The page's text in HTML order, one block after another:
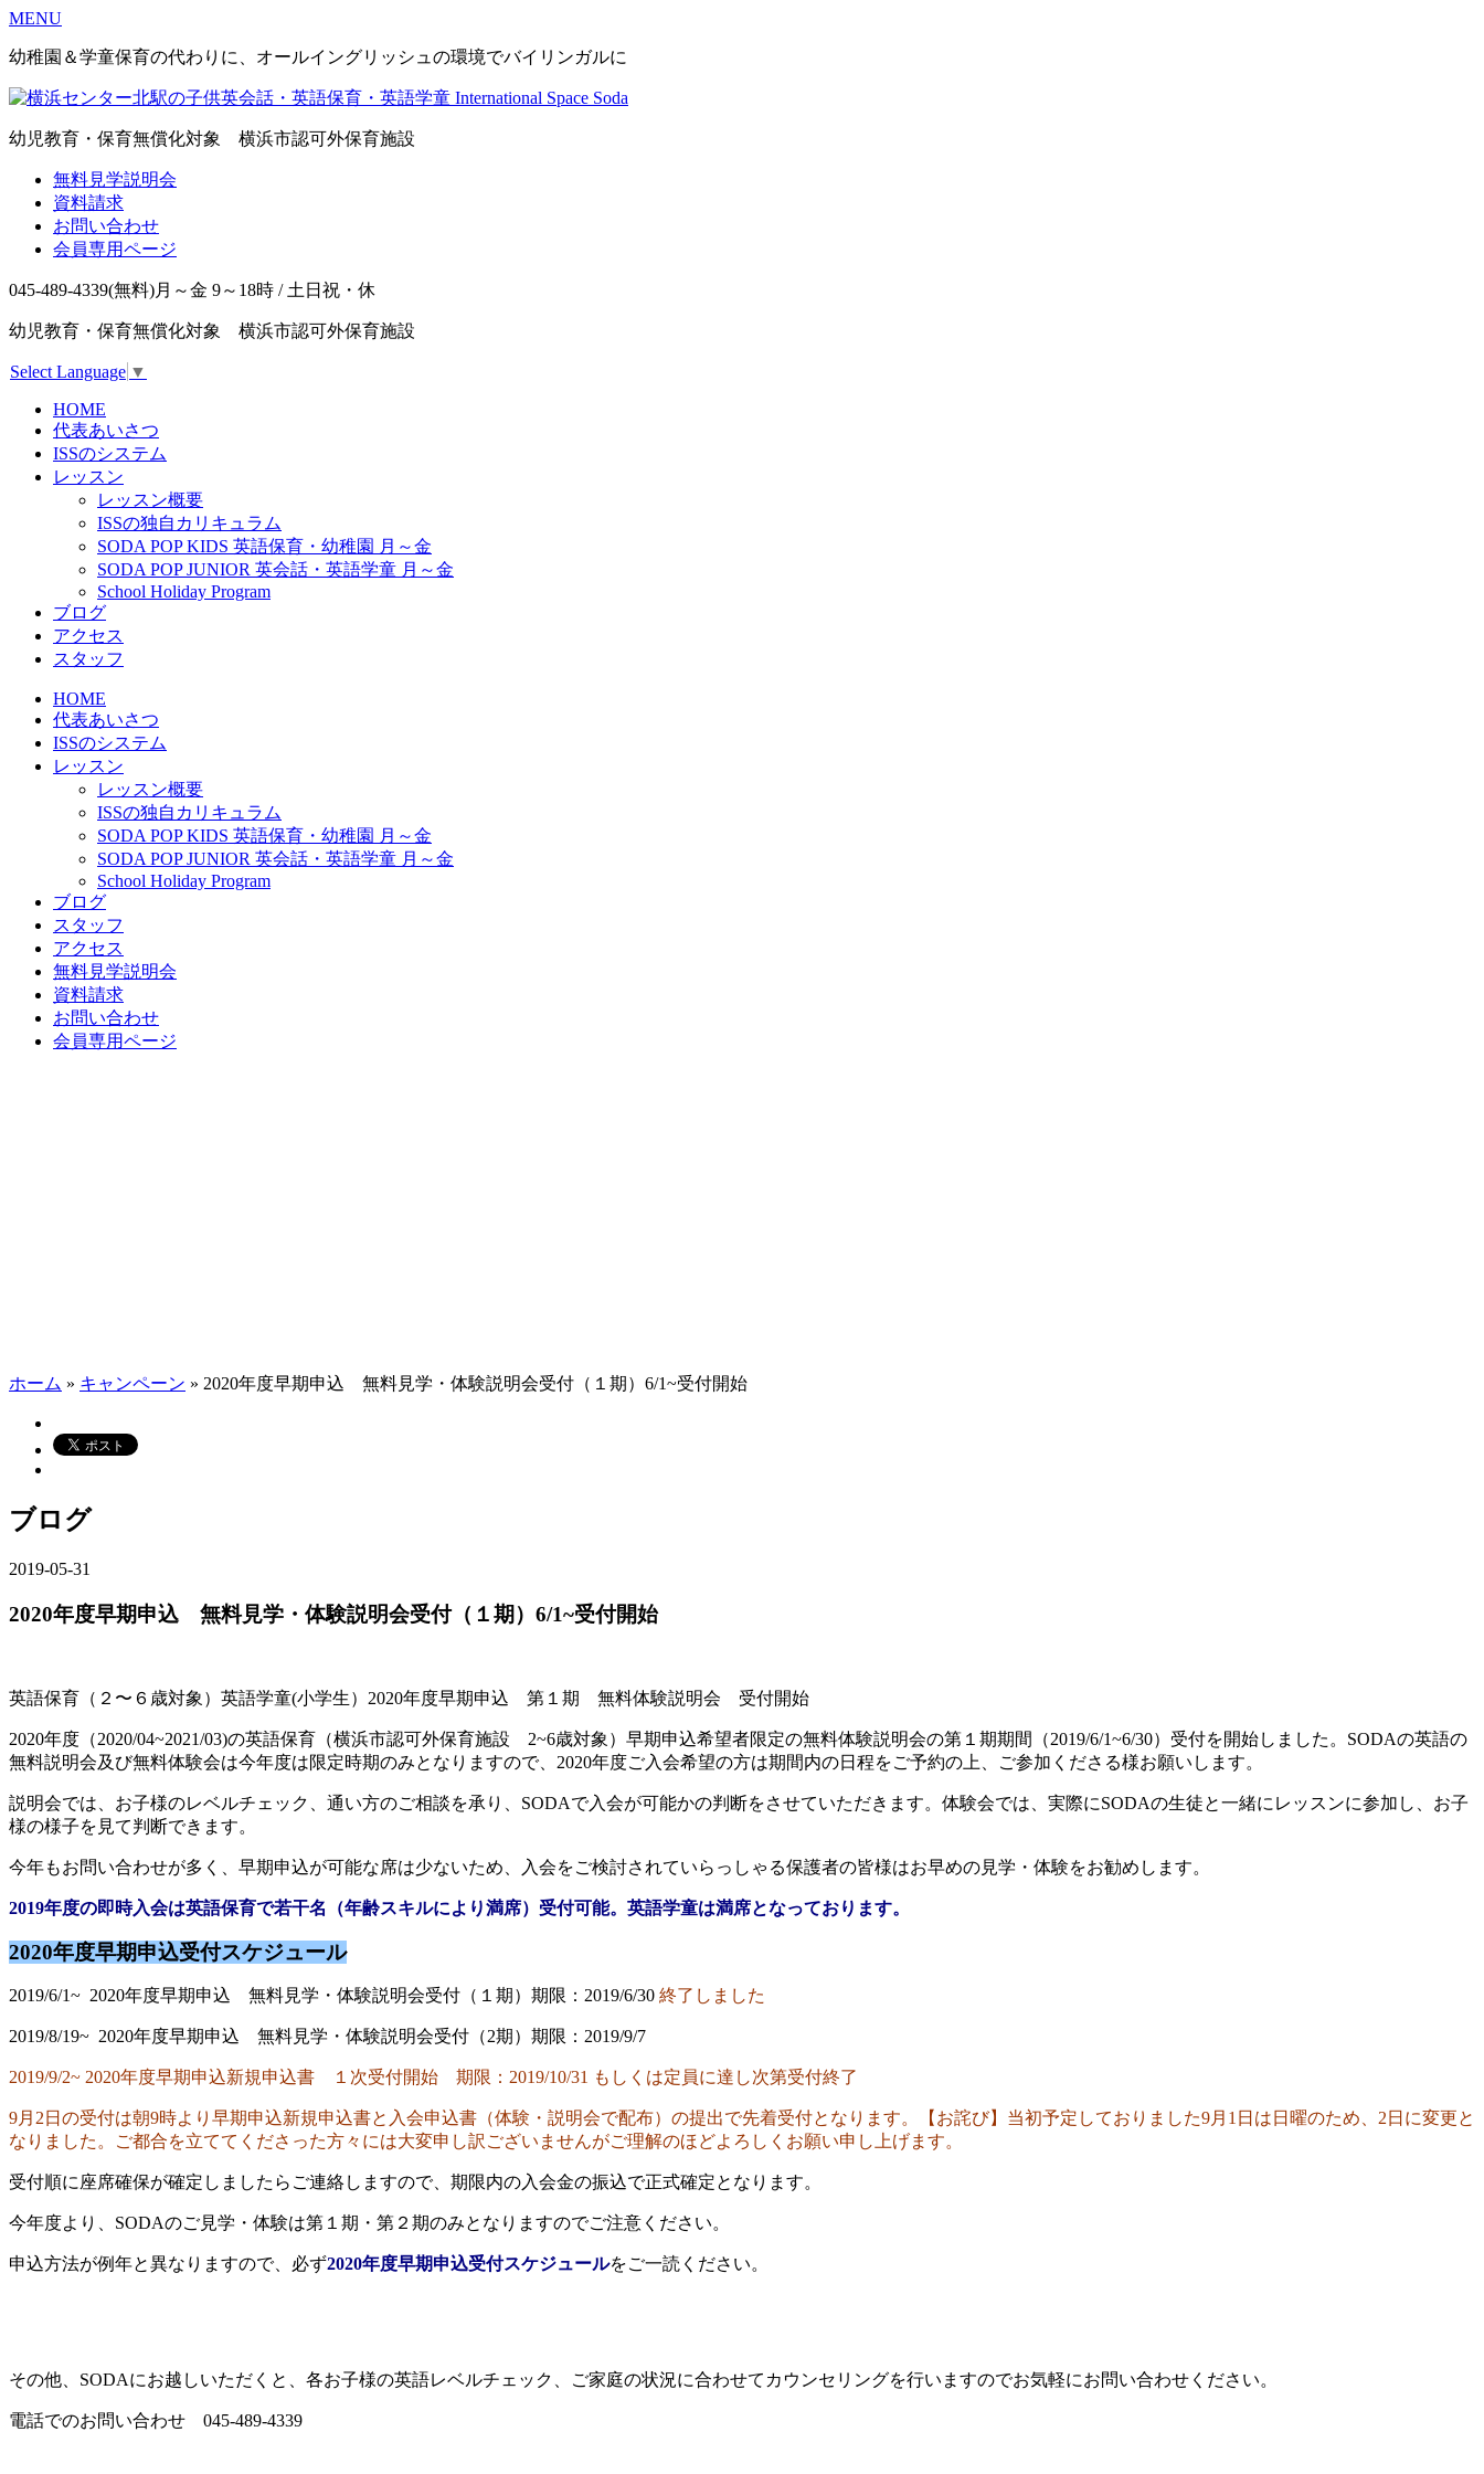
MENU
幼稚園＆学童保育の代わりに、オールイングリッシュの環境でバイリンガルに
幼児教育・保育無償化対象 横浜市認可外保育施設
無料見学説明会
資料請求
お問い合わせ
会員専用ページ
045-489-4339(無料)月～金 9～18時 / 土日祝・休
幼児教育・保育無償化対象 横浜市認可外保育施設
Select Language ▼
HOME
代表あいさつ
ISSのシステム
レッスン
レッスン概要
ISSの独自カリキュラム
SODA POP KIDS 英語保育・幼稚園 月～金
SODA POP JUNIOR 英会話・英語学童 月～金
School Holiday Program
ブログ
アクセス
スタッフ
HOME
代表あいさつ
ISSのシステム
レッスン
レッスン概要
ISSの独自カリキュラム
SODA POP KIDS 英語保育・幼稚園 月～金
SODA POP JUNIOR 英会話・英語学童 月～金
School Holiday Program
ブログ
スタッフ
アクセス
無料見学説明会
資料請求
お問い合わせ
会員専用ページ
ホーム » キャンペーン » 2020年度早期申込 無料見学・体験説明会受付（１期）6/1~受付開始
ブログ
2019-05-31
2020年度早期申込 無料見学・体験説明会受付（１期）6/1~受付開始
英語保育（２〜６歳対象）英語学童(小学生）2020年度早期申込 第１期 無料体験説明会 受付開始
2020年度（2020/04~2021/03)の英語保育（横浜市認可外保育施設 2~6歳対象）早期申込希望者限定の無料体験説明会の第１期期間（2019/6/1~6/30）受付を開始しました。SODAの英語の
無料説明会及び無料体験会は今年度は限定時期のみとなりますので、2020年度ご入会希望の方は期間内の日程をご予約の上、ご参加くださる様お願いします。
説明会では、お子様のレベルチェック、通い方のご相談を承り、SODAで入会が可能かの判断をさせていただきます。体験会では、実際にSODAの生徒と一緒にレッスンに参加し、お子
様の様子を見て判断できます。
今年もお問い合わせが多く、早期申込が可能な席は少ないため、入会をご検討されていらっしゃる保護者の皆様はお早めの見学・体験をお勧めします。
2019年度の即時入会は英語保育で若干名（年齢スキルにより満席）受付可能。英語学童は満席となっております。
2020年度早期申込受付スケジュール
2019/6/1~ 2020年度早期申込 無料見学・体験説明会受付（１期）期限：2019/6/30 終了しました
2019/8/19~ 2020年度早期申込 無料見学・体験説明会受付（2期）期限：2019/9/7
2019/9/2~ 2020年度早期申込新規申込書 １次受付開始 期限：2019/10/31 もしくは定員に達し次第受付終了
9月2日の受付は朝9時より早期申込新規申込書と入会申込書（体験・説明会で配布）の提出で先着受付となります。【お詫び】当初予定しておりました9月1日は日曜のため、2日に変更と
なりました。ご都合を立ててくださった方々には大変申し訳ございませんがご理解のほどよろしくお願い申し上げます。
受付順に座席確保が確定しましたらご連絡しますので、期限内の入会金の振込で正式確定となります。
今年度より、SODAのご見学・体験は第１期・第２期のみとなりますのでご注意ください。
申込方法が例年と異なりますので、必ず2020年度早期申込受付スケジュールをご一読ください。
その他、SODAにお越しいただくと、各お子様の英語レベルチェック、ご家庭の状況に合わせてカウンセリングを行いますのでお気軽にお問い合わせください。
電話でのお問い合わせ 045-489-4339